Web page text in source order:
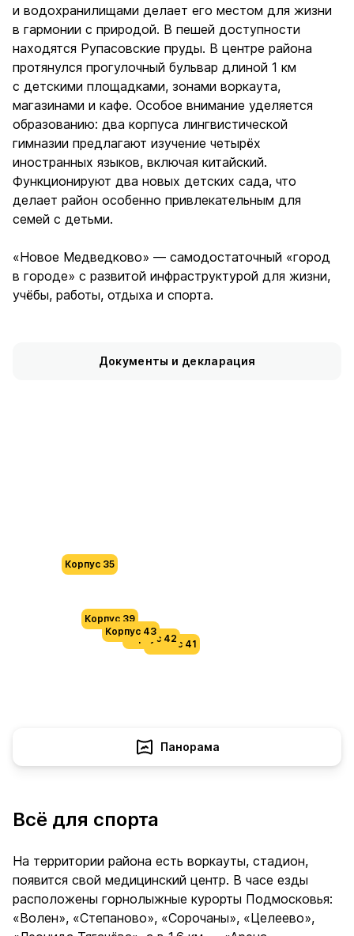
и водохранилищами делает его местом для жизни
в гармонии с природой. В пешей доступности
находятся Рупасовские пруды. В центре района
протянулся прогулочный бульвар длиной 1 км
с детскими площадками, зонами воркаута,
магазинами и кафе. Особое внимание уделяется
образованию: два корпуса лингвистической
гимназии предлагают изучение четырёх
иностранных языков, включая китайский.
Функционируют два новых детских сада, что
делает район особенно привлекательным для
семей с детьми.
«Новое Медведково» — самодостаточный «город
в городе» с развитой инфраструктурой для жизни,
учёбы, работы, отдыха и спорта.
Документы и декларация
Корпус 39
Корпус 35
Корпус 41
Корпус 42
Корпус 43
Панорама
Всё для спорта
На территории района есть воркауты, стадион,
появится свой медицинский центр. В часе езды
расположены горнолыжные курорты Подмосковья:
«Волен», «Степаново», «Сорочаны», «Целеево»,